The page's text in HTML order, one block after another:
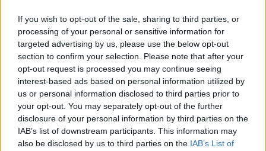
If you wish to opt-out of the sale, sharing to third parties, or
processing of your personal or sensitive information for
targeted advertising by us, please use the below opt-out
section to confirm your selection. Please note that after your
opt-out request is processed you may continue seeing
interest-based ads based on personal information utilized by
us or personal information disclosed to third parties prior to
your opt-out. You may separately opt-out of the further
disclosure of your personal information by third parties on the
IAB’s list of downstream participants. This information may
also be disclosed by us to third parties on the IAB’s List of
Ειδήσεις